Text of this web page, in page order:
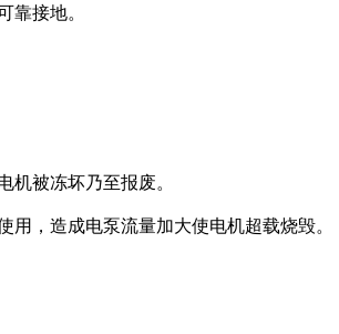
靠接地。
机被冻坏乃至报废。
，造成电泵流量加大使电机超载烧毁。